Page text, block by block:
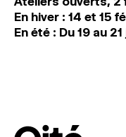
En hiver : 14 et 15
En été : Du 19 au